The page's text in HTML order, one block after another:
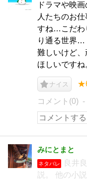
ドラマや映
人たちのお
すね…こだわ
り通る世界…
難しいけど
ほしいですね
ナイス
コメント(0)
みにとまと
ネタバレ
良井
説。 他の小